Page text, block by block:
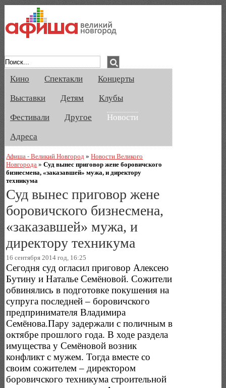
Кино Спектакли
Концерты
Выставки
Детям
Клубы
Фестивали
Другое
Новости
Адреса
Афиша - Великий Новгород »Новости Великого
Новгорода »Суд вынес приговор жене боровичского
бизнесмена, «заказавшей» мужа, и директору
техникума
Суд вынес приговор жене
боровичского бизнесмена,
«заказавшей» мужа, и
директору техникума
16 сентября 2014 год, 16:25
Сегодня суд огласил приговор Алексею
Бутину и Наталье Семёновой. Сожители
обвинялись в подготовке покушения на
супруга последней – боровичского
предпринимателя Владимира
Семёнова.Пару задержали с поличным в
октябре прошлого года. В ходе раздела
имущества у Семёновой возник
конфликт с мужем. Тогда вместе со
своим сожителем – директором
боровичского техникума строительной